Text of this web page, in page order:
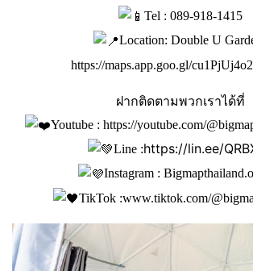
Tel : 089-918-1415
Location: Double U
https://maps.app.goo.gl/
ฝากติดตามพวกเราได้ที่
Youtube : https://youtube.com/
Line :https://lin.ee/
Instagram :
TikTok :www.tiktok.com/